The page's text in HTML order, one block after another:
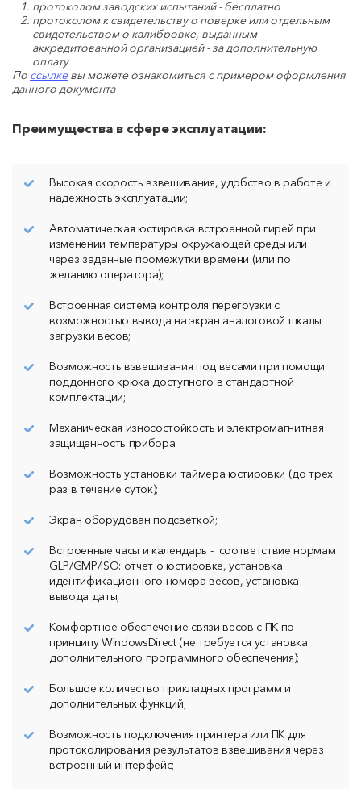
протоколом заводских испытаний - бесплатно
протоколом к свидетельству о поверке или отдельным
свидетельством о калибровке, выданным
аккредитованной организацией - за дополнительную
оплату
По ссылкевы можете ознакомиться с примером оформления
данного документа
Преимущества в сфере эксплуатации:
Высокая скорость взвешивания, удобство в работе и
надежность эксплуатации;
Автоматическая юстировка встроенной гирей при
изменении температуры окружающей среды или
через заданные промежутки времени (или по
желанию оператора);
Встроенная система контроля перегрузки с
возможностью вывода на экран аналоговой шкалы
загрузки весов;
Возможность взвешивания под весами при помощи
поддонного крюка доступного в стандартной
комплектации;
Механическая износостойкость и электромагнитная
защищенность прибора
Возможность установки таймера юстировки (до трех
раз в течение суток);
Экран оборудован подсветкой;
Встроенные часы и календарь - соответствие нормам
GLP/GMP/ISO: отчет о юстировке, установка
идентификационного номера весов, установка
вывода даты;
Комфортное обеспечение связи весов с ПК по
принципу WindowsDirect (не требуется установка
дополнительного программного обеспечения);
Большое количество прикладных программ и
дополнительных функций;
Возможность подключения принтера или ПК для
протоколирования результатов взвешивания через
встроенный интерфейс;